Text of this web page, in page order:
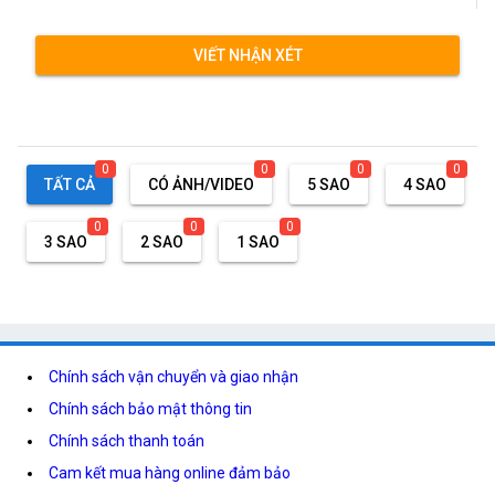
VIẾT NHẬN XÉT
TẤT CẢ
0
CÓ ẢNH/VIDEO
0
5 SAO
0
4 SAO
0
3 SAO
0
2 SAO
0
1 SAO
0
Chính sách vận chuyển và giao nhận
Chính sách bảo mật thông tin
Chính sách thanh toán
Cam kết mua hàng online đảm bảo